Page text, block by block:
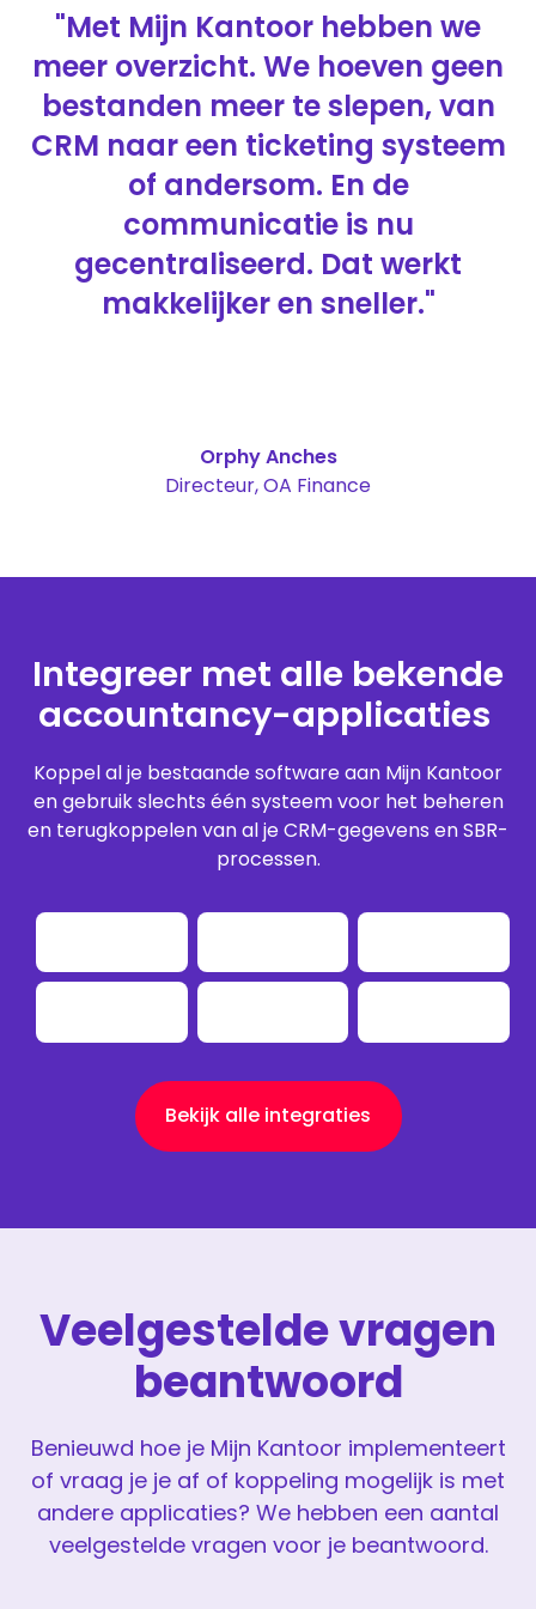
"Met Mijn Kantoor hebben we
meer overzicht. We hoeven geen
bestanden meer te slepen, van
CRM naar een ticketing systeem
of andersom. En de
communicatie is nu
gecentraliseerd. Dat werkt
makkelijker en sneller."
Orphy Anches
Directeur, OA Finance
Integreer met alle bekende
accountancy-applicaties
Koppel al je bestaande software aan Mijn Kantoor
en gebruik slechts één systeem voor het beheren
en terugkoppelen van al je CRM-gegevens en SBR-
processen.
Bekijk alle integraties
Veelgestelde vragen
beantwoord
Benieuwd hoe je Mijn Kantoor implementeert
of vraag je je af of koppeling mogelijk is met
andere applicaties? We hebben een aantal
veelgestelde vragen voor je beantwoord.